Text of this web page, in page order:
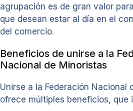
agrupación es de gran valor
que desean estar al día en el
del comercio.
Beneficios de unirse a la
Nacional de Minoristas
Unirse a la Federación Nacional
ofrece múltiples beneficios, que